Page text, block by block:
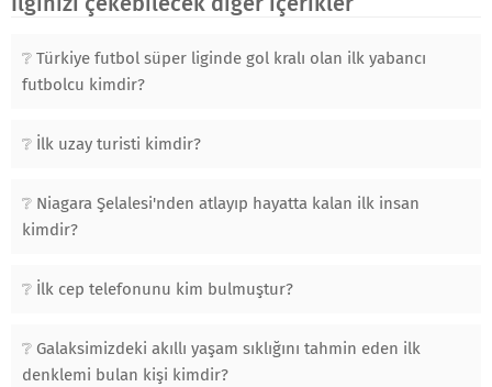
Türkiye futbol süper liginde gol kralı olan ilk yabancı
futbolcu kimdir?
İlk uzay turisti kimdir?
Niagara Şelalesi'nden atlayıp hayatta kalan ilk insan
kimdir?
İlk cep telefonunu kim bulmuştur?
Galaksimizdeki akıllı yaşam sıklığını tahmin eden ilk
denklemi bulan kişi kimdir?